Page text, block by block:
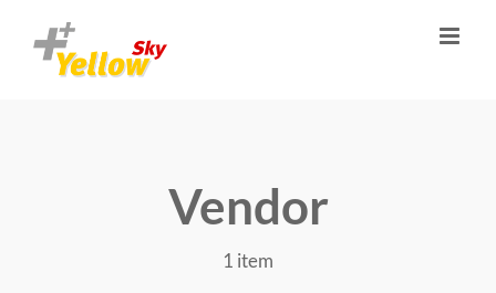
content
Vendor
1 item